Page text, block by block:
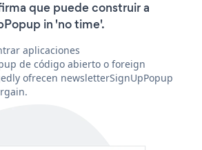
que puede construir a
in 'no time'.
aplicaciones
de código abierto o foreign
ofrecen newsletterSignUpPopup